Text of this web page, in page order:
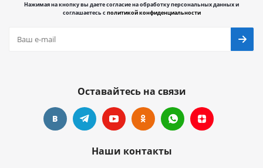
Нажимая на кнопку вы даете согласие на обработку персональных данных и
соглашаетесь сполитикой конфиденциальности
Оставайтесь на связи
Наши контакты